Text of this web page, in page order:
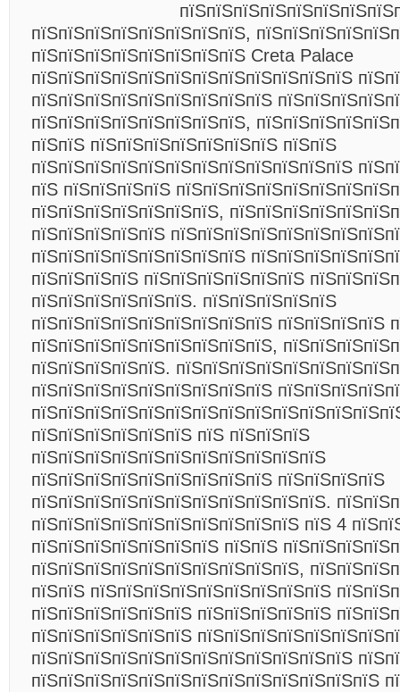
пїЅпїЅпїЅпїЅпїЅпїЅпїЅпїЅ,
пїЅпїЅпїЅпїЅпїЅпїЅпїЅпїЅ Creta Palace
пїЅпїЅпїЅпїЅпїЅпїЅпїЅпїЅпїЅпїЅпїЅпїЅ
пїЅпїЅпїЅпїЅпїЅпїЅпїЅпїЅпїЅ
пїЅпїЅпїЅпїЅпїЅпїЅпїЅпїЅ,
пїЅпїЅ пїЅпїЅпїЅпїЅпїЅпїЅпїЅ пїЅпїЅ
пїЅпїЅпїЅпїЅпїЅпїЅпїЅпїЅпїЅпїЅпїЅпїЅ
пїЅ пїЅпїЅпїЅпїЅ
пїЅпїЅпїЅпїЅпїЅпїЅпїЅ,
пїЅпїЅпїЅпїЅпїЅ
пїЅпїЅпїЅпїЅпїЅпїЅпїЅпїЅ
пїЅпїЅпїЅпїЅ пїЅпїЅпїЅпїЅпїЅпїЅ
пїЅпїЅпїЅпїЅпїЅпїЅ. пїЅпїЅпїЅпїЅпїЅ
пїЅпїЅпїЅпїЅпїЅпїЅпїЅпїЅпїЅ пїЅпїЅпїЅпїЅ
пїЅпїЅпїЅпїЅпїЅпїЅпїЅпїЅпїЅ,
пїЅпїЅпїЅпїЅпїЅ.
пїЅпїЅпїЅпїЅпїЅпїЅпїЅпїЅпїЅ
пїЅпїЅпїЅпїЅпїЅпїЅ пїЅ пїЅпїЅпїЅ
пїЅпїЅпїЅпїЅпїЅпїЅпїЅпїЅпїЅпїЅпїЅ
пїЅпїЅпїЅпїЅпїЅпїЅпїЅпїЅпїЅ пїЅпїЅпїЅпїЅ
пїЅпїЅпїЅпїЅпїЅпїЅпїЅпїЅпїЅпїЅпїЅ.
пїЅпїЅпїЅпїЅпїЅпїЅпїЅпїЅпїЅпїЅ пїЅ 4
пїЅпїЅпїЅпїЅпїЅпїЅпїЅ пїЅпїЅ
пїЅпїЅпїЅпїЅпїЅпїЅпїЅпїЅпїЅпїЅ,
пїЅпїЅ пїЅпїЅпїЅпїЅпїЅпїЅпїЅпїЅпїЅ
пїЅпїЅпїЅпїЅпїЅпїЅ пїЅпїЅпїЅпїЅпїЅ
пїЅпїЅпїЅпїЅпїЅпїЅ
пїЅпїЅпїЅпїЅпїЅпїЅпїЅпїЅпїЅпїЅпїЅпїЅ
пїЅпїЅпїЅпїЅпїЅпїЅпїЅпїЅпїЅпїЅпїЅпїЅпїЅ